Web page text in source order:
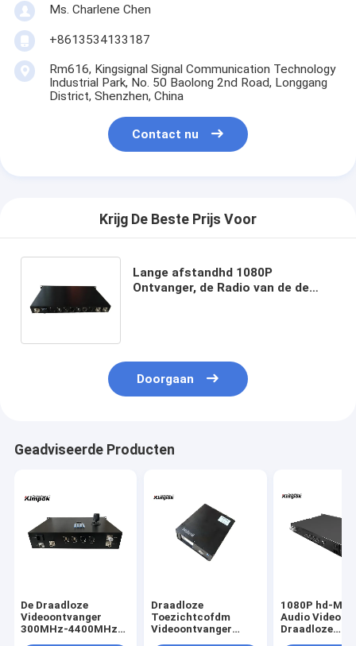
Ms. Charlene Chen
+8613534133187
Rm616, Kingsignal Signal Communication Technology
Industrial Park, No. 50 Baolong 2nd Road, Longgang
District, Shenzhen, China
Contact nu
Krijg De Beste Prijs Voor
Lange afstandhd 1080P
Ontvanger, de Radio van de de
Doorgaan
Geadviseerde Producten
De Draadloze
Videoontvanger
300MHz-4400MHz
Draadloze
Toezichtcofdm
Videoontvanger
1080P hd-MI
Audio Video
Draadloze